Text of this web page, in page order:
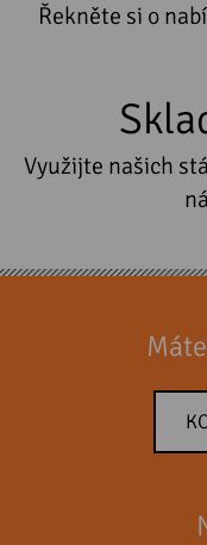
Řekněte si o
Využijte našich